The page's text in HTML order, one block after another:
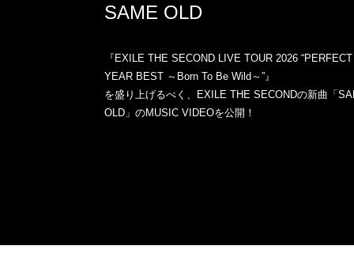
SAME OLD
『EXILE THE SECOND LIVE TOUR 2026 “PERFECT
YEAR BEST ～Born To Be Wild～”』
を盛り上げるべく、EXILE THE SECONDの新曲「
OLD」のMUSIC VIDEOを公開！